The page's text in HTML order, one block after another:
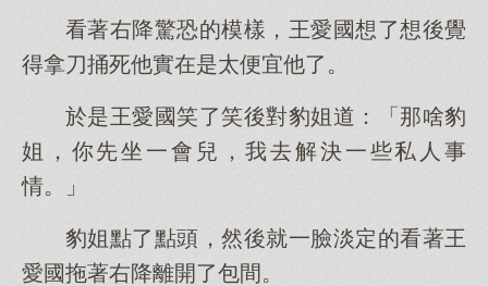
看著右降驚恐的模樣，王愛國想了想後覺
得拿刀捅死他實在是太便宜他了。
於是王愛國笑了笑後對豹姐道：「那啥豹
姐，你先坐一會兒，我去解決一些私人事
情。」
豹姐點了點頭，然後就一臉淡定的看著王
愛國拖著右降離開了包間。